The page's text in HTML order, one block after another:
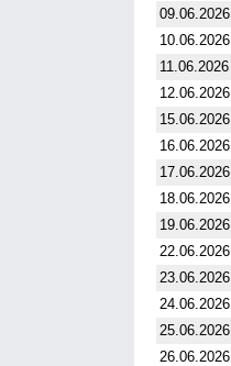
09.06.2026
10.06.2026
11.06.2026
12.06.2026
15.06.2026
16.06.2026
17.06.2026
18.06.2026
19.06.2026
22.06.2026
23.06.2026
24.06.2026
25.06.2026
26.06.2026